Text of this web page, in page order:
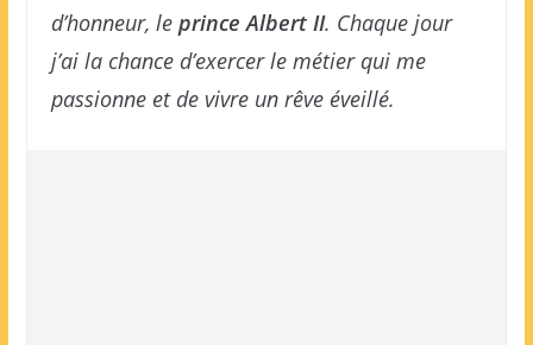
d’honneur, le prince Albert II. Chaque jour
j’ai la chance d’exercer le métier qui me
passionne et de vivre un rêve éveillé.